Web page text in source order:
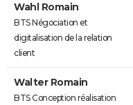
Wahl Romain
BTS Négociation et
digitalisation de la relation
client
Walter Romain
BTS Conception réalisation